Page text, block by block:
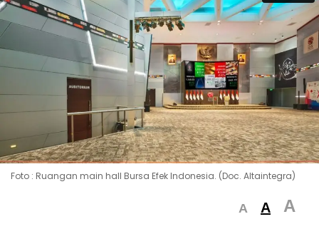
Foto : Ruangan main hall Bursa Efek Indonesia. (Doc. Altaintegra)
A A A